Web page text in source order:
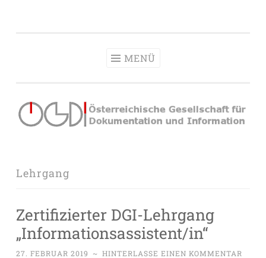
MENÜ
Lehrgang
Zertifizierter DGI-Lehrgang
„Informationsassistent/in“
27. FEBRUAR 2019 ~ HINTERLASSE EINEN KOMMENTAR